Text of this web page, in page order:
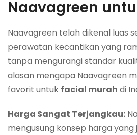
Naavagreen
Naavagreen telah dikenal luas
perawatan kecantikan yang
tanpa mengurangi standar
alasan mengapa Naavagreen
favorit untuk facial murah di
Harga Sangat Terjangkau:
mengusung konsep harga